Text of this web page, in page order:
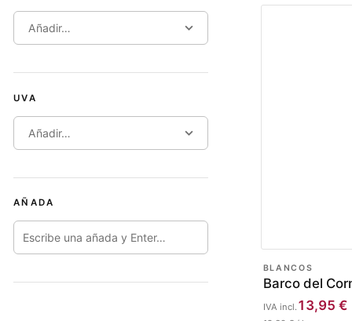
Añadir…
UVA
Añadir…
AÑADA
BLANCOS
Barco del
13,95 €
IVA incl.